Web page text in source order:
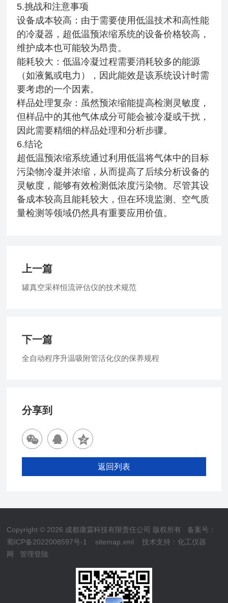
5.挑战和注意事项
设备成本较高：由于需要使用低温技术和高性能
的冷凝器，超低温预浓缩系统的设备价格较高，
维护成本也可能较为昂贵。
能耗较大：低温冷凝过程需要消耗较多的能源
（如液氮或电力），因此能效是该系统设计时需
要考虑的一个因素。
样品处理复杂：虽然预浓缩能提高检测灵敏度，
但样品中的其他气体成分可能会被冷凝或干扰，
因此需要精细的样品处理和分析步骤。
6.结论
超低温预浓缩系统通过利用低温将气体中的目标
污染物冷凝并浓缩，从而提高了后续分析设备的
灵敏度，能够有效检测低浓度污染物。尽管其设
备成本较高且能耗较大，但在环境监测、空气质
量检测等领域仍然具有重要应用价值。
上一篇
罐真空采样恒流评估仪的技术规范
下一篇
全自动程序升温吸附管活化仪的保养规程
分享到
返回列表
Copyright © 2026 成都康霖科技有限责任公司 版权所有 备案号：
蜀ICP备2022008597号-1
sitemap.xml 技术支持：化工仪器
网
管理登陆